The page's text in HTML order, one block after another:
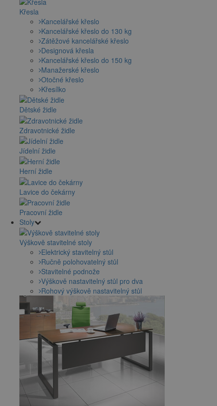
Křesla
Kancelářské křeslo
Kancelářské křeslo do 130 kg
Zátěžové kancelářské křeslo
Designová křesla
Kancelářské křeslo do 150 kg
Manažerské křeslo
Otočné křeslo
Křesílko
Dětské židle
Zdravotnické židle
Jídelní židle
Herní židle
Lavice do čekárny
Pracovní židle
Stoly
Výškově stavitelné stoly
Elektrický stavitelný stůl
Ručně polohovatelný stůl
Stavitelné podnože
Výškově nastavitelný stůl pro dva
Rohový výškově nastavitelný stůl